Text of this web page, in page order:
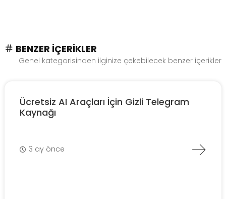
BENZER İÇERIKLER
Genel kategorisinden ilginize çekebilecek benzer içerikler
Ücretsiz AI Araçları İçin Gizli Telegram
Kaynağı
3 ay önce